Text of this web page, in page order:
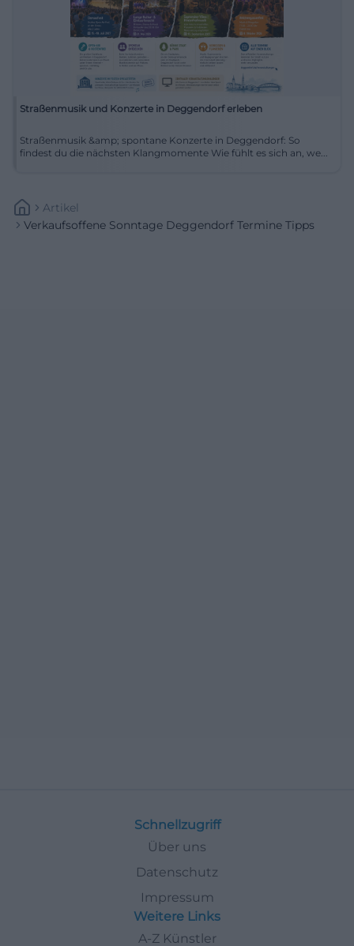
Straßenmusik und Konzerte in Deggendorf erleben
Straßenmusik &amp; spontane Konzerte in Deggendorf: So
findest du die nächsten Klangmomente Wie fühlt es sich an, we...
Artikel
Verkaufsoffene Sonntage Deggendorf Termine Tipps
Schnellzugriff
Über uns
Datenschutz
Impressum
Weitere Links
A-Z Künstler